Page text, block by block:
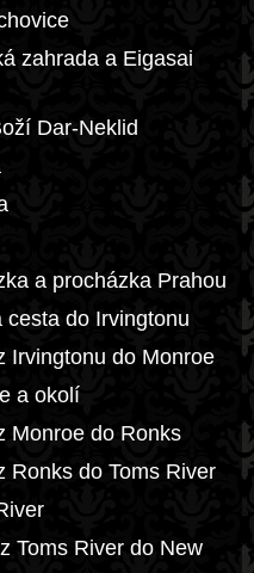
zahrada a Eigasai
Dar-Neklid
a procházka Prahou
do Irvingtonu
Irvingtonu do Monroe
a okolí
Monroe do Ronks
Ronks do Toms River
Toms River do New